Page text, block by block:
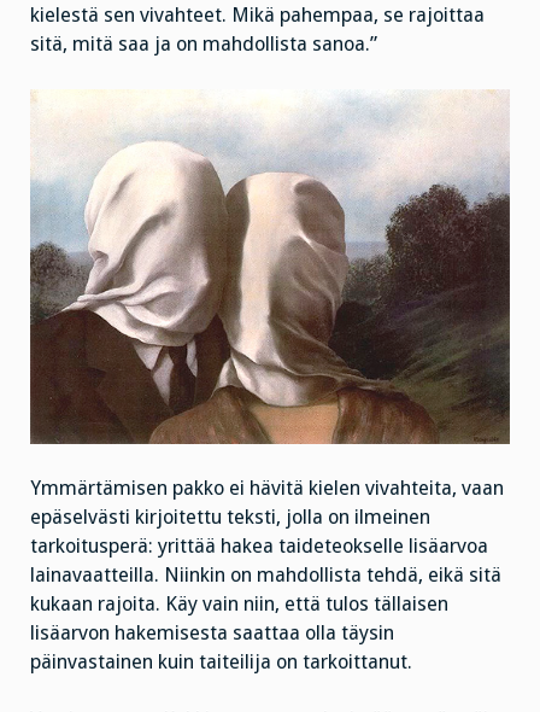
kielestä sen vivahteet. Mikä pahempaa, se rajoittaa
sitä, mitä saa ja on mahdollista sanoa.”
Ymmärtämisen pakko ei hävitä kielen vivahteita, vaan
epäselvästi kirjoitettu teksti, jolla on ilmeinen
tarkoitusperä: yrittää hakea taideteokselle lisäarvoa
lainavaatteilla. Niinkin on mahdollista tehdä, eikä sitä
kukaan rajoita. Käy vain niin, että tulos tällaisen
lisäarvon hakemisesta saattaa olla täysin
päinvastainen kuin taiteilija on tarkoittanut.